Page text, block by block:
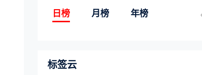
日榜 月榜 年榜
标签云